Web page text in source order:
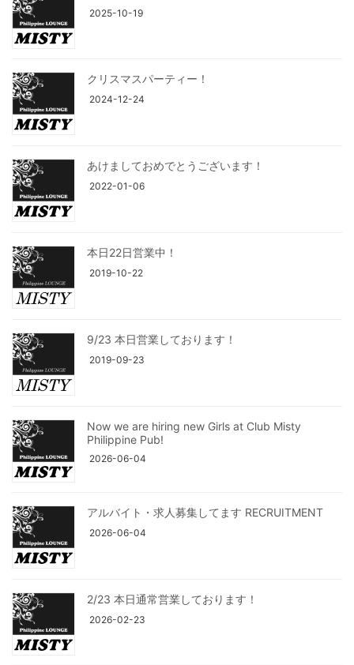
2025-10-19
クリスマスパーティー！
2024-12-24
あけましておめでとうございます！
2022-01-06
本日22日営業中！
2019-10-22
9/23 本日営業しております！
2019-09-23
Now we are hiring new Girls at Club Misty
Philippine Pub!
2026-06-04
アルバイト・求人募集してます RECRUITMENT
2026-06-04
2/23 本日通常営業しております！
2026-02-23